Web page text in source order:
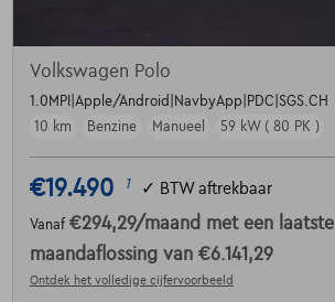
Volkswagen Polo
1.0MPI|Apple/Android|NavbyApp|PDC|SGS.CH
10 km
Benzine Manueel 59 kW ( 80 PK )
€19.490 1 ✓ BTW aftrekbaar
Vanaf €294,29/maand met een laatste
maandaflossing van €6.141,29
Ontdek het volledige cijfervoorbeeld